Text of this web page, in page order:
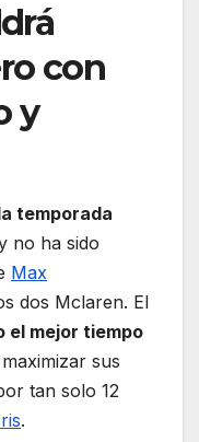
con
y
temporada
no ha sido
Max
dos Mclaren. El
el mejor tiempo
sus
tan solo 12
.